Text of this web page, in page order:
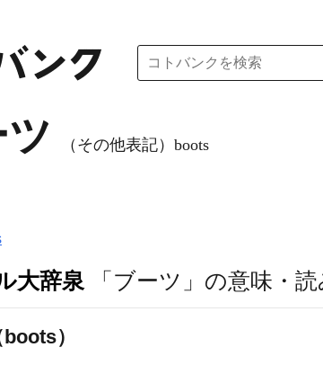
（その他表記）boots
大辞泉 「ブーツ」の意味・
）